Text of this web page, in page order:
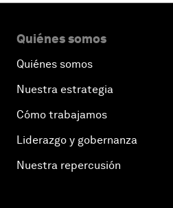
Quiénes somos
Quiénes somos
Nuestra estrategia
Cómo trabajamos
Liderazgo y gobernanza
Nuestra repercusión